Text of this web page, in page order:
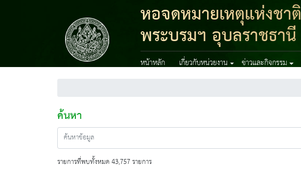
หอจดหมายเหตุแห่งชา
พระบรมฯ อุบลราชธานี
หน้าหลัก เกี่ยวกับหน่วยงาน ข่าวและกิจกรรม
ค้นหา
รายการที่พบทั้งหมด 43,757 รายการ